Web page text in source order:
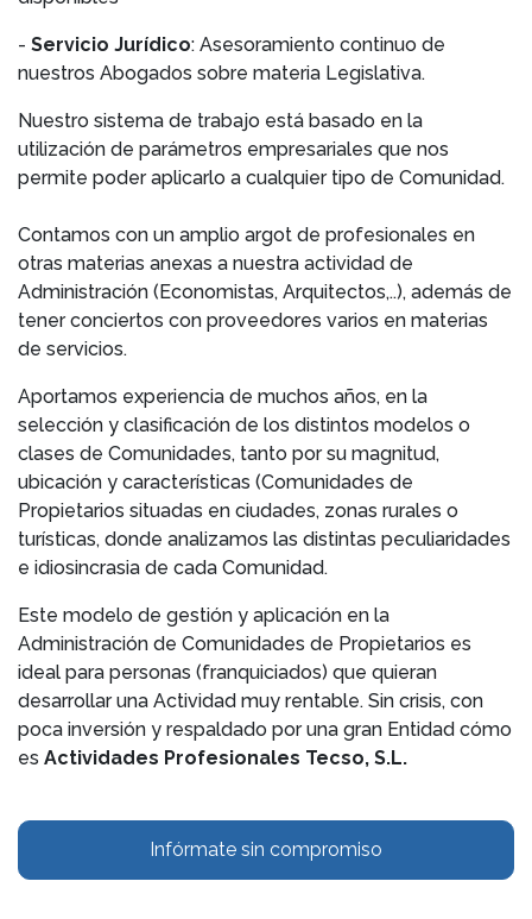
- Servicio Jurídico: Asesoramiento continuo de
nuestros Abogados sobre materia Legislativa.
Nuestro sistema de trabajo está basado en la
utilización de parámetros empresariales que nos
permite poder aplicarlo a cualquier tipo de Comunidad.
Contamos con un amplio argot de profesionales en
otras materias anexas a nuestra actividad de
Administración (Economistas, Arquitectos,..), además de
tener conciertos con proveedores varios en materias
de servicios.
Aportamos experiencia de muchos años, en la
selección y clasificación de los distintos modelos o
clases de Comunidades, tanto por su magnitud,
ubicación y características (Comunidades de
Propietarios situadas en ciudades, zonas rurales o
turísticas, donde analizamos las distintas peculiaridades
e idiosincrasia de cada Comunidad.
Este modelo de gestión y aplicación en la
Administración de Comunidades de Propietarios es
ideal para personas (franquiciados) que quieran
desarrollar una Actividad muy rentable. Sin crisis, con
poca inversión y respaldado por una gran Entidad cómo
es Actividades Profesionales Tecso, S.L.
Infórmate sin compromiso